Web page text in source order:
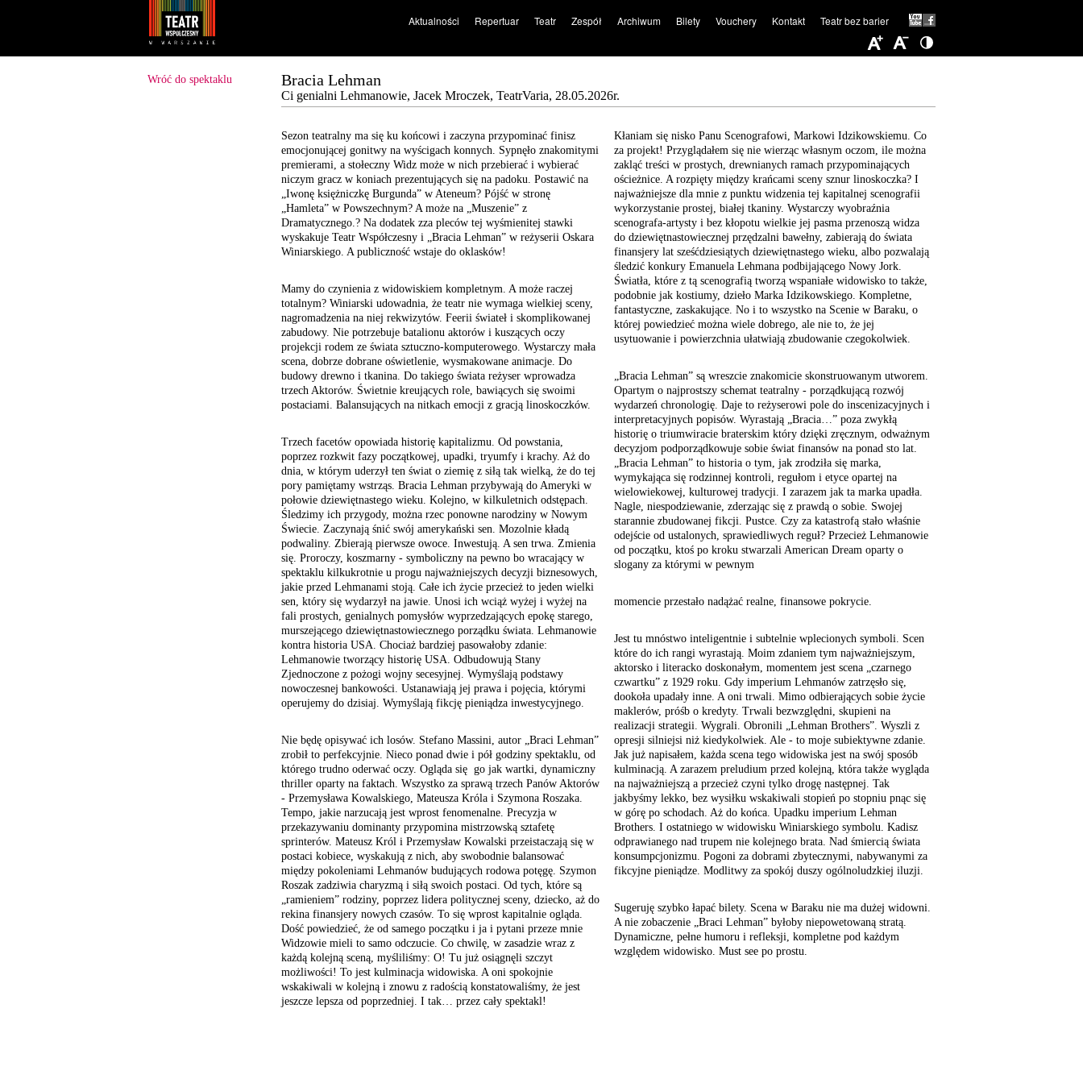
Aktualności Repertuar Teatr Zespół Archiwum Bilety Vouchery Kontakt Teatr bez barier
Wróć do spektaklu Bracia Lehman
Ci genialni Lehmanowie, Jacek Mroczek, TeatrVaria, 28.05.2026r.
Sezon teatralny ma się ku końcowi i zaczyna przypominać finisz
emocjonującej gonitwy na wyścigach konnych. Sypnęło znakomitymi
premierami, a stołeczny Widz może w nich przebierać i wybierać
niczym gracz w koniach prezentujących się na padoku. Postawić na
„Iwonę księżniczkę Burgunda” w Ateneum? Pójść w stronę
„Hamleta” w Powszechnym? A może na „Muszenie” z
Dramatycznego.? Na dodatek zza pleców tej wyśmienitej stawki
wyskakuje Teatr Współczesny i „Bracia Lehman” w reżyserii Oskara
Winiarskiego. A publiczność wstaje do oklasków!
Mamy do czynienia z widowiskiem kompletnym. A może raczej
totalnym? Winiarski udowadnia, że teatr nie wymaga wielkiej sceny,
nagromadzenia na niej rekwizytów. Feerii świateł i skomplikowanej
zabudowy. Nie potrzebuje batalionu aktorów i kuszących oczy
projekcji rodem ze świata sztuczno-komputerowego. Wystarczy mała
scena, dobrze dobrane oświetlenie, wysmakowane animacje. Do
budowy drewno i tkanina. Do takiego świata reżyser wprowadza
trzech Aktorów. Świetnie kreujących role, bawiących się swoimi
postaciami. Balansujących na nitkach emocji z gracją linoskoczków.
Trzech facetów opowiada historię kapitalizmu. Od powstania,
poprzez rozkwit fazy początkowej, upadki, tryumfy i krachy. Aż do
dnia, w którym uderzył ten świat o ziemię z siłą tak wielką, że do tej
pory pamiętamy wstrząs. Bracia Lehman przybywają do Ameryki w
połowie dziewiętnastego wieku. Kolejno, w kilkuletnich odstępach.
Śledzimy ich przygody, można rzec ponowne narodziny w Nowym
Świecie. Zaczynają śnić swój amerykański sen. Mozolnie kładą
podwaliny. Zbierają pierwsze owoce. Inwestują. A sen trwa. Zmienia
się. Proroczy, koszmarny - symboliczny na pewno bo wracający w
spektaklu kilkukrotnie u progu najważniejszych decyzji biznesowych,
jakie przed Lehmanami stoją. Całe ich życie przecież to jeden wielki
sen, który się wydarzył na jawie. Unosi ich wciąż wyżej i wyżej na
fali prostych, genialnych pomysłów wyprzedzających epokę starego,
murszejącego dziewiętnastowiecznego porządku świata. Lehmanowie
kontra historia USA. Chociaż bardziej pasowałoby zdanie:
Lehmanowie tworzący historię USA. Odbudowują Stany
Zjednoczone z pożogi wojny secesyjnej. Wymyślają podstawy
nowoczesnej bankowości. Ustanawiają jej prawa i pojęcia, którymi
operujemy do dzisiaj. Wymyślają fikcję pieniądza inwestycyjnego.
Nie będę opisywać ich losów. Stefano Massini, autor „Braci Lehman”
zrobił to perfekcyjnie. Nieco ponad dwie i pół godziny spektaklu, od
którego trudno oderwać oczy. Ogląda się go jak wartki, dynamiczny
thriller oparty na faktach. Wszystko za sprawą trzech Panów Aktorów
- Przemysława Kowalskiego, Mateusza Króla i Szymona Roszaka.
Tempo, jakie narzucają jest wprost fenomenalne. Precyzja w
przekazywaniu dominanty przypomina mistrzowską sztafetę
sprinterów. Mateusz Król i Przemysław Kowalski przeistaczają się w
postaci kobiece, wyskakują z nich, aby swobodnie balansować
między pokoleniami Lehmanów budujących rodowa potęgę. Szymon
Roszak zadziwia charyzmą i siłą swoich postaci. Od tych, które są
„ramieniem” rodziny, poprzez lidera politycznej sceny, dziecko, aż do
rekina finansjery nowych czasów. To się wprost kapitalnie ogląda.
Dość powiedzieć, że od samego początku i ja i pytani przeze mnie
Widzowie mieli to samo odczucie. Co chwilę, w zasadzie wraz z
każdą kolejną sceną, myśliliśmy: O! Tu już osiągnęli szczyt
możliwości! To jest kulminacja widowiska. A oni spokojnie
wskakiwali w kolejną i znowu z radością konstatowaliśmy, że jest
jeszcze lepsza od poprzedniej. I tak… przez cały spektakl!
Kłaniam się nisko Panu Scenografowi, Markowi Idzikowskiemu. Co
za projekt! Przyglądałem się nie wierząc własnym oczom, ile można
zakląć treści w prostych, drewnianych ramach przypominających
ościeżnice. A rozpięty między krańcami sceny sznur linoskoczka? I
najważniejsze dla mnie z punktu widzenia tej kapitalnej scenografii
wykorzystanie prostej, białej tkaniny. Wystarczy wyobraźnia
scenografa-artysty i bez kłopotu wielkie jej pasma przenoszą widza
do dziewiętnastowiecznej przędzalni bawełny, zabierają do świata
finansjery lat sześćdziesiątych dziewiętnastego wieku, albo pozwalają
śledzić konkury Emanuela Lehmana podbijającego Nowy Jork.
Światła, które z tą scenografią tworzą wspaniałe widowisko to także,
podobnie jak kostiumy, dzieło Marka Idzikowskiego. Kompletne,
fantastyczne, zaskakujące. No i to wszystko na Scenie w Baraku, o
której powiedzieć można wiele dobrego, ale nie to, że jej
usytuowanie i powierzchnia ułatwiają zbudowanie czegokolwiek.
„Bracia Lehman” są wreszcie znakomicie skonstruowanym utworem.
Opartym o najprostszy schemat teatralny - porządkującą rozwój
wydarzeń chronologię. Daje to reżyserowi pole do inscenizacyjnych i
interpretacyjnych popisów. Wyrastają „Bracia…” poza zwykłą
historię o triumwiracie braterskim który dzięki zręcznym, odważnym
decyzjom podporządkowuje sobie świat finansów na ponad sto lat.
„Bracia Lehman” to historia o tym, jak zrodziła się marka,
wymykająca się rodzinnej kontroli, regułom i etyce opartej na
wielowiekowej, kulturowej tradycji. I zarazem jak ta marka upadła.
Nagle, niespodziewanie, zderzając się z prawdą o sobie. Swojej
starannie zbudowanej fikcji. Pustce. Czy za katastrofą stało właśnie
odejście od ustalonych, sprawiedliwych reguł? Przecież Lehmanowie
od początku, ktoś po kroku stwarzali American Dream oparty o
slogany za którymi w pewnym
momencie przestało nadążać realne, finansowe pokrycie.
Jest tu mnóstwo inteligentnie i subtelnie wplecionych symboli. Scen
które do ich rangi wyrastają. Moim zdaniem tym najważniejszym,
aktorsko i literacko doskonałym, momentem jest scena „czarnego
czwartku” z 1929 roku. Gdy imperium Lehmanów zatrzęsło się,
dookoła upadały inne. A oni trwali. Mimo odbierających sobie życie
maklerów, próśb o kredyty. Trwali bezwzględni, skupieni na
realizacji strategii. Wygrali. Obronili „Lehman Brothers”. Wyszli z
opresji silniejsi niż kiedykolwiek. Ale - to moje subiektywne zdanie.
Jak już napisałem, każda scena tego widowiska jest na swój sposób
kulminacją. A zarazem preludium przed kolejną, która także wygląda
na najważniejszą a przecież czyni tylko drogę następnej. Tak
jakbyśmy lekko, bez wysiłku wskakiwali stopień po stopniu pnąc się
w górę po schodach. Aż do końca. Upadku imperium Lehman
Brothers. I ostatniego w widowisku Winiarskiego symbolu. Kadisz
odprawianego nad trupem nie kolejnego brata. Nad śmiercią świata
konsumpcjonizmu. Pogoni za dobrami zbytecznymi, nabywanymi za
fikcyjne pieniądze. Modlitwy za spokój duszy ogólnoludzkiej iluzji.
Sugeruję szybko łapać bilety. Scena w Baraku nie ma dużej widowni.
A nie zobaczenie „Braci Lehman” byłoby niepowetowaną stratą.
Dynamiczne, pełne humoru i refleksji, kompletne pod każdym
względem widowisko. Must see po prostu.